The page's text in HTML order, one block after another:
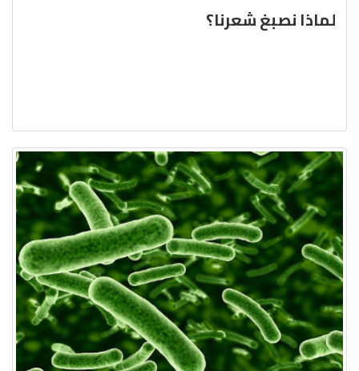
لماذا نصبغ شعرنا؟